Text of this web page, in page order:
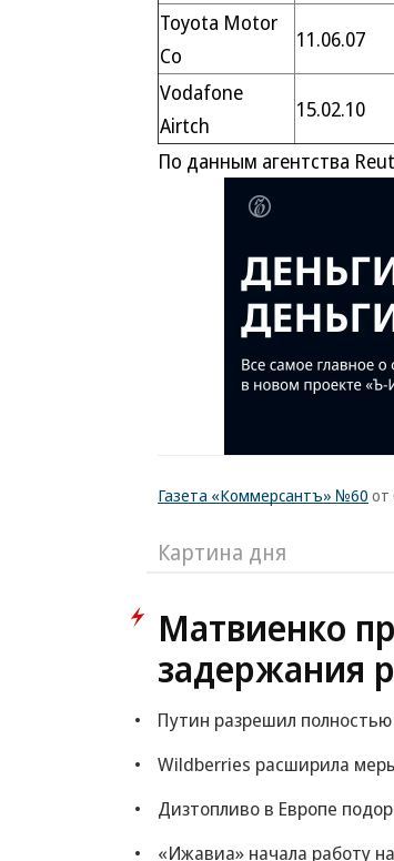
Toyota Motor
Co
11.06.07
Vodafone
Airtch
15.02.10
По данным агентства
Газета «Коммерсантъ» №60 от
Картина дня
Матвиенко
задержания
Путин разрешил
Wildberries расширила
Дизтопливо в Европе
«Ижавиа» начала работу